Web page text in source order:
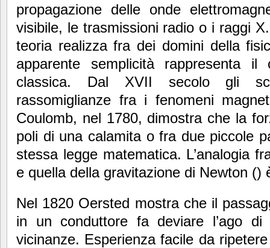
propagazione delle onde
visibile, le trasmissioni radio o i raggi
teoria realizza fra dei domini della
apparente semplicità rappresenta il
classica. Dal XVII secolo gli
rassomiglianze fra i fenomeni
Coulomb, nel 1780, dimostra che la
poli di una calamita o fra due piccole
stessa legge matematica. L’analogia
e quella della gravitazione di Newton ()
Nel 1820 Oersted mostra che il
in un conduttore fa deviare l’ago
vicinanze. Esperienza facile da